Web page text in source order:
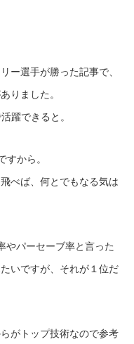
ー選手が勝った記事で、
りました。
躍できると。
すから。
べば、何とでもなる気は
やパーセーブ率と言った
いですが、それが１位だ
がトップ技術なので参考